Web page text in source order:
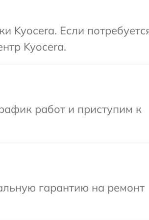
Kyocera. Если
Kyocera.
работ и приступим к
гарантию на ремонт